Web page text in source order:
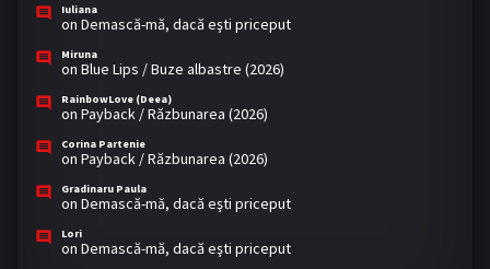
Iuliana
on Demască-mă, dacă eşti priceput
Miruna
on Blue Lips / Buze albastre (2026)
RainbowLove (Deea)
on Payback / Răzbunarea (2026)
Corina Partenie
on Payback / Răzbunarea (2026)
Gradinaru Paula
on Demască-mă, dacă eşti priceput
Lori
on Demască-mă, dacă eşti priceput